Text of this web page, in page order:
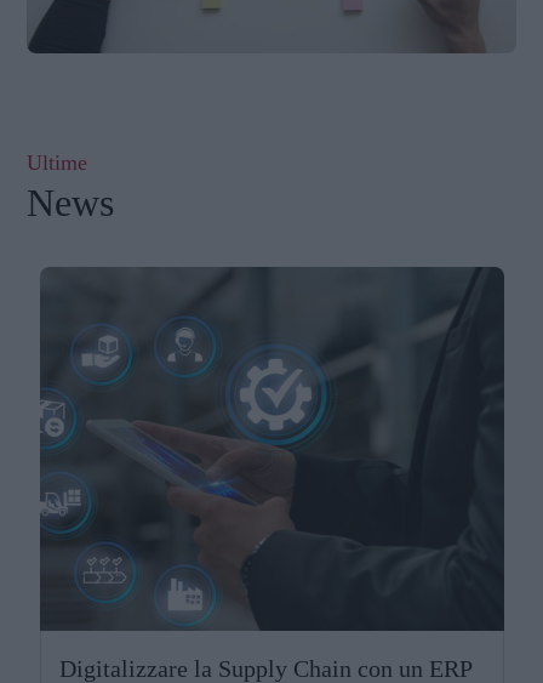
Ultime
News
Digitalizzare la Supply Chain con un ERP